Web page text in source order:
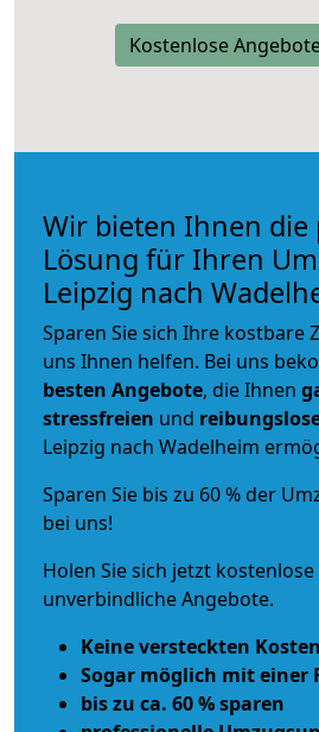
Kostenlose
Wir bieten Ihnen die
Lösung für Ihren
Leipzig nach
Sparen Sie sich Ihre kostbare
uns Ihnen helfen. Bei uns
besten Angebote, die Ihnen
stressfreien und
Leipzig nach Wadelheim
Sparen Sie bis zu 60 % der
bei uns!
Holen Sie sich jetzt
unverbindliche Angebote.
Keine versteckten Kosten
Sogar möglich mit einer
bis zu ca. 60 % sparen